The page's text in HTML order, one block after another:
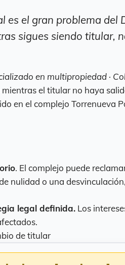
es el gran problema
sigues siendo titular,
en multipropiedad ·
mientras el titular no haya
en el complejo Torrenueva
. El complejo puede
nulidad o una
legal definida. Los
de titular